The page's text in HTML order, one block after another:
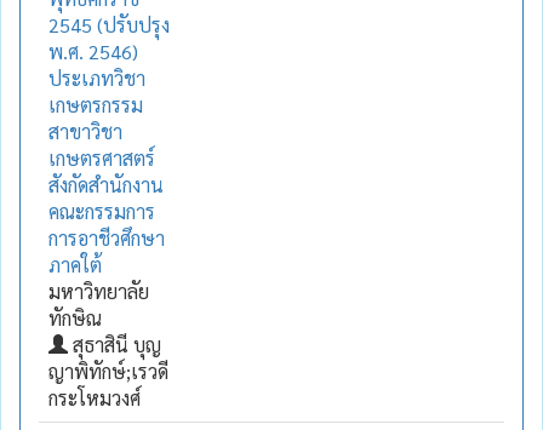
2545 (ปรับปรุง
พ.ศ. 2546)
ประเภทวิชา
เกษตรกรรม
สาขาวิชา
เกษตรศาสตร์
สังกัดสำนักงาน
คณะกรรมการ
การอาชีวศึกษา
ภาคใต้
มหาวิทยาลัย
ทักษิณ
สุธาสินี บุญ
ญาพิทักษ์;เรวดี
กระโหมวงศ์